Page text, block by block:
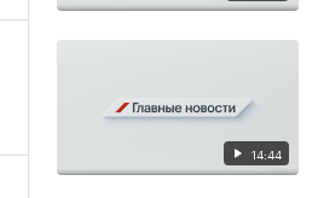
14:44